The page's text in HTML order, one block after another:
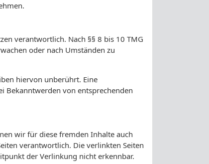
verantwortlich. Nach §§ 8 bis 10 TMG
oder nach Umständen zu
hiervon unberührt. Eine
Bekanntwerden von entsprechenden
wir für diese fremden Inhalte auch
verantwortlich. Die verlinkten Seiten
der Verlinkung nicht erkennbar.